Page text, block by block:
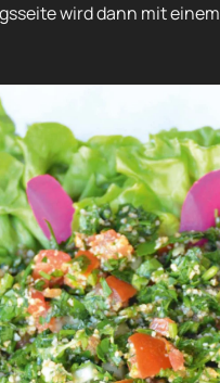
wird dann mit einem